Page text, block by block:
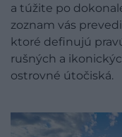
a túžite po
zoznam vás
ktoré definujú
rušných a
ostrovné útočiská.